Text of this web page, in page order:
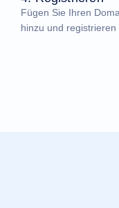
Fügen Sie Ihren
hinzu und registrieren